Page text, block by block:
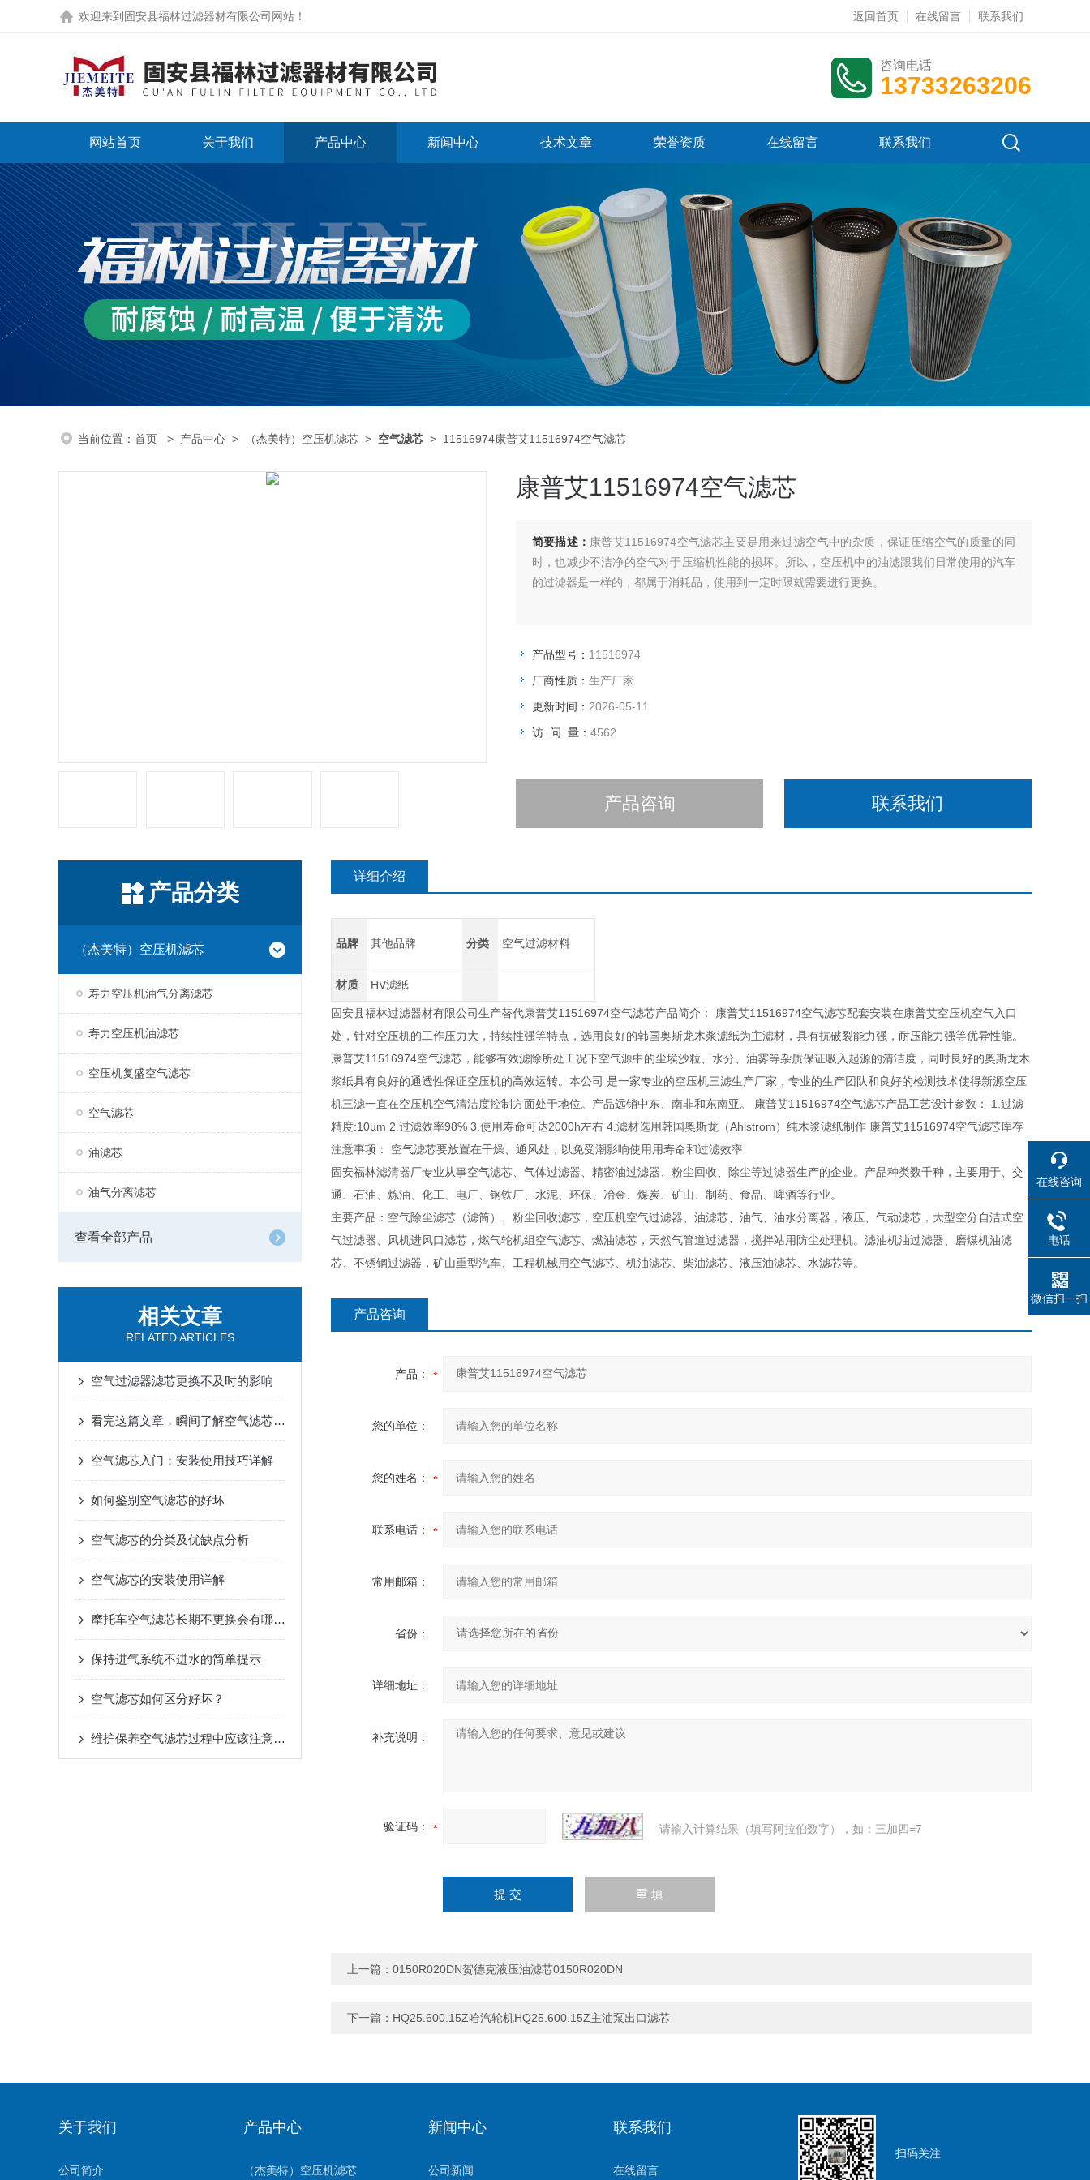
欢迎来到 固安县福林过滤器材有限公司网站 ！ 返回首页 在线留言 联系我们
咨询电话
13733263206
网站首页 关于我们 产品中心 新闻中心 技术文章 荣誉资质 在线留言 联系我们
当前位置： 首页 > 产品中心 > （杰美特）空压机滤芯 > 空气滤芯 > 11516974康普艾11516974空气滤芯
康普艾11516974空气滤芯
简要描述： 康普艾11516974空气滤芯主要是用来过滤空气中的杂质，保证压缩空气的质量的同
时，也减少不洁净的空气对于压缩机性能的损坏。所以，空压机中的油滤跟我们日常使用的汽车
的过滤器是一样的，都属于消耗品，使用到一定时限就需要进行更换。
产品型号： 11516974
厂商性质： 生产厂家
更新时间： 2026-05-11
访 问 量： 4562
产品咨询 联系我们
产品分类
（杰美特）空压机滤芯
寿力空压机油气分离滤芯
寿力空压机油滤芯
空压机复盛空气滤芯
空气滤芯
油滤芯
油气分离滤芯
查看全部产品
相关文章
RELATED ARTICLES
空气过滤器滤芯更换不及时的影响
看完这篇文章，瞬间了解空气滤芯了！
空气滤芯入门：安装使用技巧详解
如何鉴别空气滤芯的好坏
空气滤芯的分类及优缺点分析
空气滤芯的安装使用详解
摩托车空气滤芯长期不更换会有哪些后果？
保持进气系统不进水的简单提示
空气滤芯如何区分好坏？
维护保养空气滤芯过程中应该注意哪些事项
详细介绍
品牌 其他品牌 分类 空气过滤材料
材质 HV滤纸
固安县福林过滤器材有限公司生产替代康普艾11516974空气滤芯产品简介： 康普艾11516974空气滤芯配套安装在康普艾空压机空气入口
处，针对空压机的工作压力大，持续性强等特点，选用良好的韩国奥斯龙木浆滤纸为主滤材，具有抗破裂能力强，耐压能力强等优异性能。
康普艾11516974空气滤芯，能够有效滤除所处工况下空气源中的尘埃沙粒、水分、油雾等杂质保证吸入起源的清洁度，同时良好的奥斯龙木
浆纸具有良好的通透性保证空压机的高效运转。本公司 是一家专业的空压机三滤生产厂家，专业的生产团队和良好的检测技术使得新源空压
机三滤一直在空压机空气清洁度控制方面处于地位。产品远销中东、南非和东南亚。 康普艾11516974空气滤芯产品工艺设计参数： 1.过滤
精度:10µm 2.过滤效率98% 3.使用寿命可达2000h左右 4.滤材选用韩国奥斯龙（Ahlstrom）纯木浆滤纸制作 康普艾11516974空气滤芯库存
注意事项： 空气滤芯要放置在干燥、通风处，以免受潮影响使用用寿命和过滤效率
固安福林滤清器厂专业从事空气滤芯、气体过滤器、精密油过滤器、粉尘回收、除尘等过滤器生产的企业。产品种类数千种，主要用于、交
通、石油、炼油、化工、电厂、钢铁厂、水泥、环保、冶金、煤炭、矿山、制药、食品、啤酒等行业。
主要产品：空气除尘滤芯（滤筒）、粉尘回收滤芯，空压机空气过滤器、油滤芯、油气、油水分离器，液压、气动滤芯，大型空分自洁式空
气过滤器、风机进风口滤芯，燃气轮机组空气滤芯、燃油滤芯，天然气管道过滤器，搅拌站用防尘处理机。滤油机油过滤器、磨煤机油滤
芯、不锈钢过滤器，矿山重型汽车、工程机械用空气滤芯、机油滤芯、柴油滤芯、液压油滤芯、水滤芯等。
产品咨询
产品：
您的单位：
您的姓名：
联系电话：
常用邮箱：
省份：
详细地址：
补充说明：
验证码： 请输入计算结果（填写阿拉伯数字），如：三加四=7
上一篇： 0150R020DN贺德克液压油滤芯0150R020DN
下一篇： HQ25.600.15Z哈汽轮机HQ25.600.15Z主油泵出口滤芯
关于我们
公司简介
产品中心
（杰美特）空压机滤芯
新闻中心
公司新闻
联系我们
在线留言
扫码关注
在线咨询
电话
微信扫一扫